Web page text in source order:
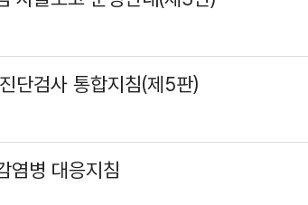
단검사 통합지침(제5판)
염병 대응지침